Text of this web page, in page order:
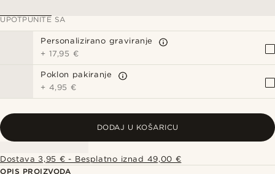
UPOTPUNITE SA
Personalizirano graviranje
+ 17,95 €
Poklon pakiranje
+ 4,95 €
DODAJ U KOŠARICU
Dostava 3,95 € - Besplatno iznad 49,00 €
OPIS PROIZVODA